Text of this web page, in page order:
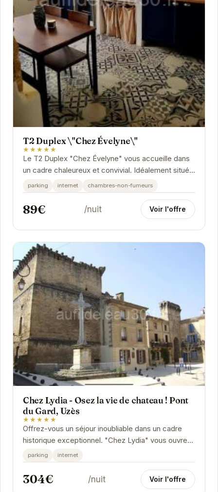
T2 Duplex \"Chez Évelyne\"
★★★★★
Le T2 Duplex "Chez Évelyne" vous accueille dans
un cadre chaleureux et convivial. Idéalement situé,
il offre un accès facile aux attractions...
parking internet chambres-non-fumeurs
89€ /nuit Voir l'offre
Chez Lydia - Osez la vie de chateau ! Pont
du Gard, Uzès
★★★★★
Offrez-vous un séjour inoubliable dans un cadre
historique exceptionnel. "Chez Lydia" vous ouvre
les portes de son château, alliant charme d'antan...
parking internet
304€ /nuit Voir l'offre